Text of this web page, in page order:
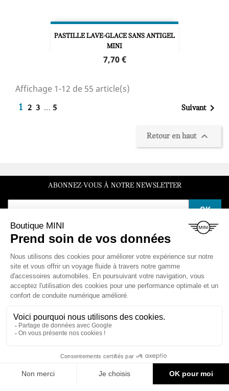
PASTILLE LAVE-GLACE SANS ANTIGEL
MINI
Prix
7,70 €
Affichage 1-12 de 55 article(s)
1 2 3 … 5 Suivant
Retour en haut 
ABONNEZ-VOUS À NOTRE NEWSLETTER
SERVICE CLIENT
Du lundi au vendredi de 10h à 12h et de 14h à 16h30
LA BOUTIQUE 
ESPACE CLIENT
NOS VÉHICULES
